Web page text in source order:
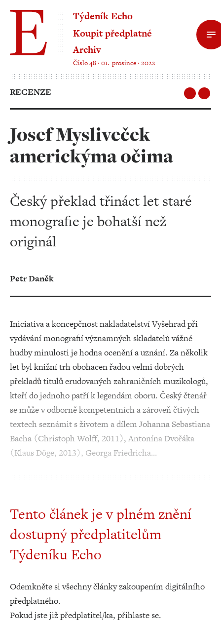
Týdeník Echo
Koupit předplatné
Archiv
Číslo 48 ‧ 01. prosince ‧ 2022
RECENZE
Josef Mysliveček
americkýma očima
Český překlad třináct let staré
monografie je bohatší než
originál
Petr Daněk
Iniciativa a koncepčnost nakladatelství Vyšehrad při
vydávání monografií významných skladatelů vážné
hudby minulosti je hodna ocenění a uznání. Za několik
let byl knižní trh obohacen řadou velmi dobrých
překladů titulů erudovaných zahraničních muzikologů,
kteří do jednoho patří k legendám oboru. Český čtenář
se může v odborně kompetentních a zároveň čtivých
textech seznámit s životem a dílem Johanna Sebastiana
Bacha (Christoph Wolff, 2011), Antonína Dvořáka
(Klaus Döge, 2013), Georga Friedricha…
Tento článek je v plném znění
dostupný předplatitelům
Týdeníku Echo
Odemkněte si všechny články zakoupením digitálního
předplatného.
Pokud jste již předplatitel/ka, přihlaste se.